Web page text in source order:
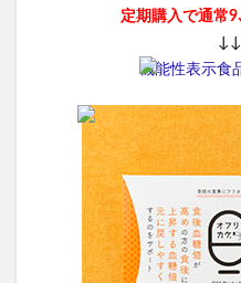
定期購入で通常
機能性表示食